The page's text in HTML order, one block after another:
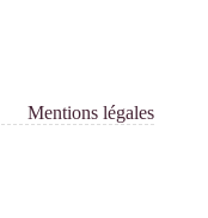
Mentions légales